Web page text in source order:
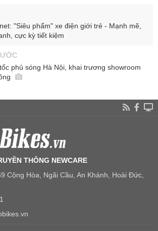
"Siêu phẩm" xe điện giới trẻ - Mạnh mẽ,
cực kỳ tiết kiệm
phủ sóng Hà Nội, khai trương showroom
THÔNG NEWCARE
Cộng Hòa, Ngãi Cầu, An Khánh, Hoài Đức,